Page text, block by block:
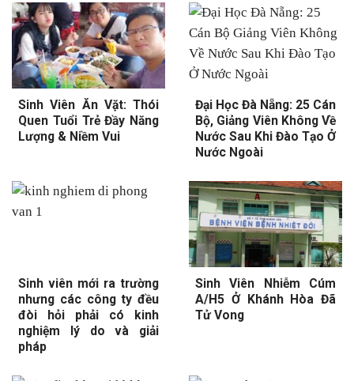
Sinh Viên Ăn Vặt: Thói
Quen Tuổi Trẻ Đầy Năng
Lượng & Niềm Vui
Đại Học Đà Nẵng: 25 Cán
Bộ, Giảng Viên Không Về
Nước Sau Khi Đào Tạo Ở
Nước Ngoài
Sinh viên mới ra trường
nhưng các công ty đều
đòi hỏi phải có kinh
nghiệm lý do và giải
pháp
Sinh Viên Nhiễm Cúm
A/H5 Ở Khánh Hòa Đã
Tử Vong